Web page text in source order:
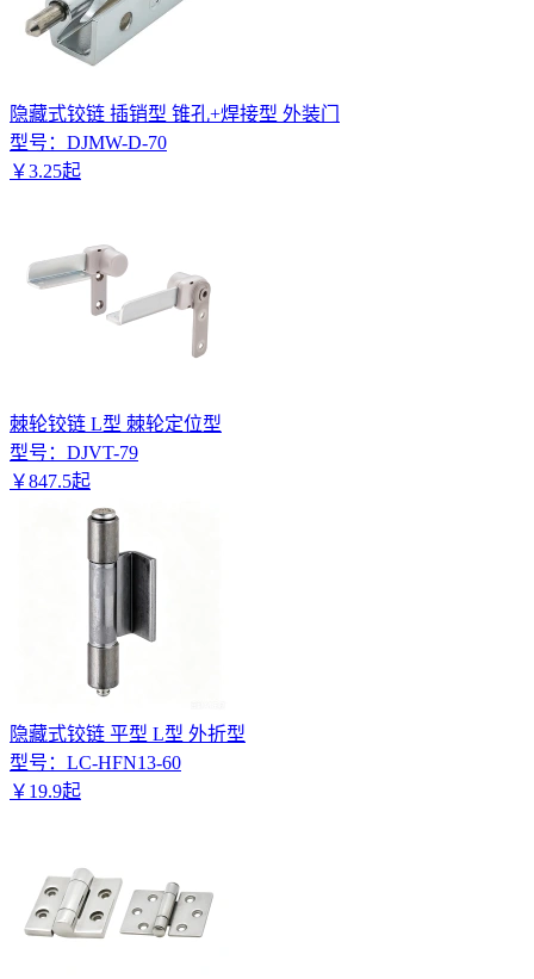
隐藏式铰链 插销型 锥孔+焊接型 外装门
型号： DJMW-D-70
￥3.25起
棘轮铰链 L型 棘轮定位型
型号： DJVT-79
￥847.5起
隐藏式铰链 平型 L型 外折型
型号： LC-HFN13-60
￥ 19.9起